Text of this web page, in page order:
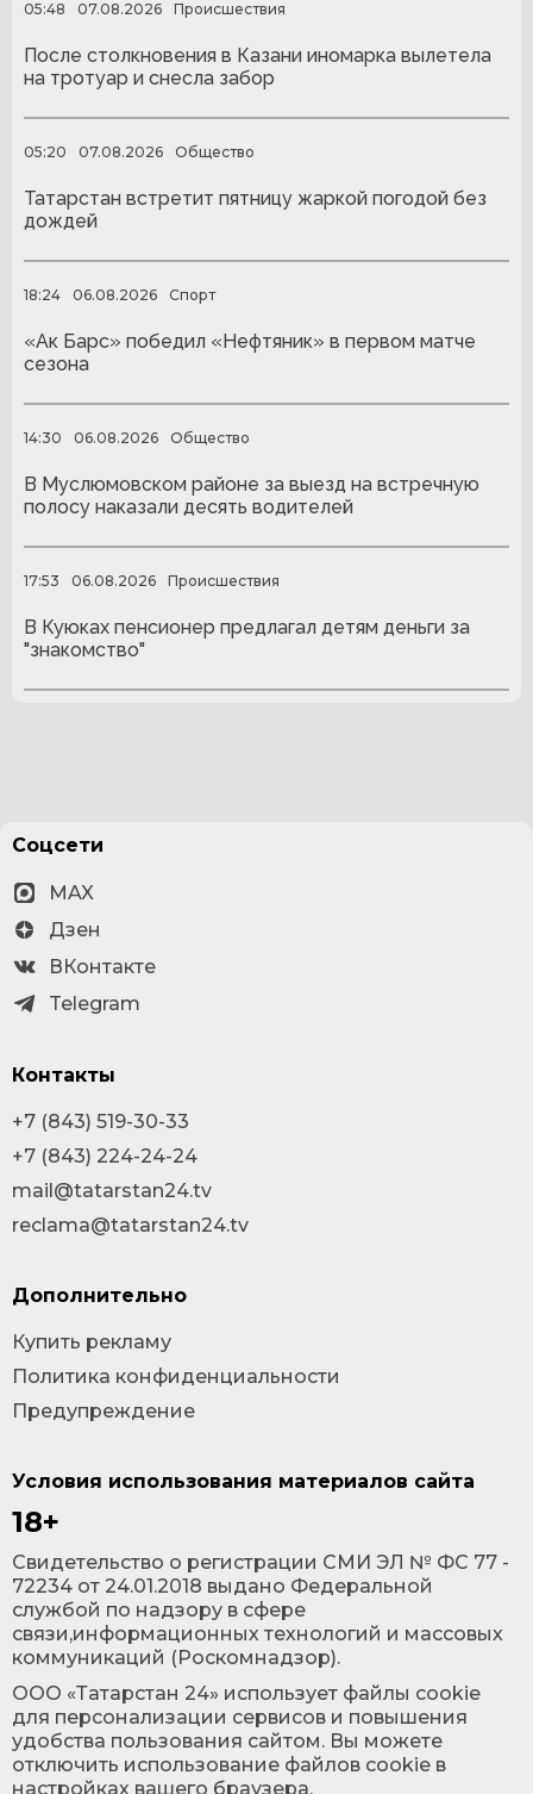
05:48 07.08.2026 Происшествия
После столкновения в Казани иномарка вылетела
на тротуар и снесла забор
05:20 07.08.2026 Общество
Татарстан встретит пятницу жаркой погодой без
дождей
18:24 06.08.2026 Спорт
«Ак Барс» победил «Нефтяник» в первом матче
сезона
14:30 06.08.2026 Общество
В Муслюмовском районе за выезд на встречную
полосу наказали десять водителей
17:53 06.08.2026 Происшествия
В Куюках пенсионер предлагал детям деньги за
"знакомство"
Условия использования материалов сайта
18+
Cвидетельство о регистрации СМИ ЭЛ № ФС 77 -
72234 от 24.01.2018 выдано Федеральной
службой по надзору в сфере
связи,информационных технологий и массовых
коммуникаций (Роскомнадзор).
ООО «Татарстан 24» использует файлы cookie
для персонализации сервисов и повышения
удобства пользования сайтом. Вы можете
отключить использование файлов cookie в
настройках вашего браузера.
Соцсети
MAX
Дзен
ВКонтакте
Telegram
Контакты
+7 (843) 519-30-33
+7 (843) 224-24-24
mail@tatarstan24.tv
reclama@tatarstan24.tv
Дополнительно
Купить рекламу
Политика конфиденциальности
Предупреждение